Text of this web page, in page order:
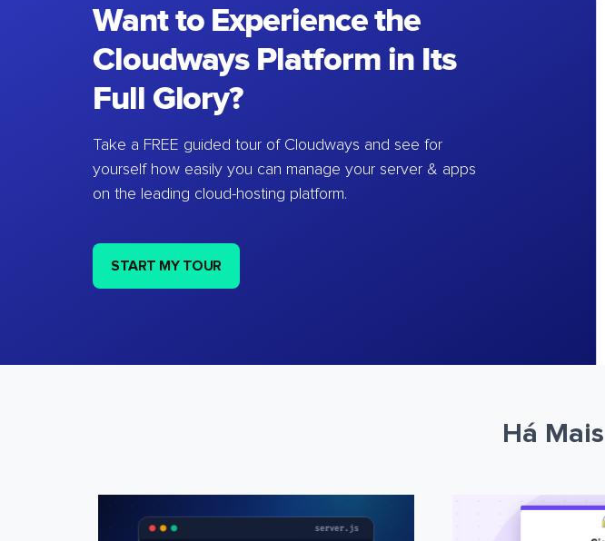
Want to Experience the
Cloudways Platform in Its
Full Glory?
Take a FREE guided tour of Cloudways and see for
yourself how easily you can manage your server & apps
on the leading cloud-hosting platform.
START MY TOUR
Há